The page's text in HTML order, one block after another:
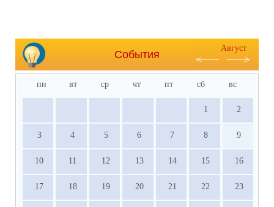
События
Август
пн вт ср чт пт сб вс
1 2
3 4 5 6 7 8 9
10 11 12 13 14 15 16
17 18 19 20 21 22 23